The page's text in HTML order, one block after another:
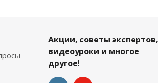
Акции, советы экспертов,
видеоуроки и многое
другое!